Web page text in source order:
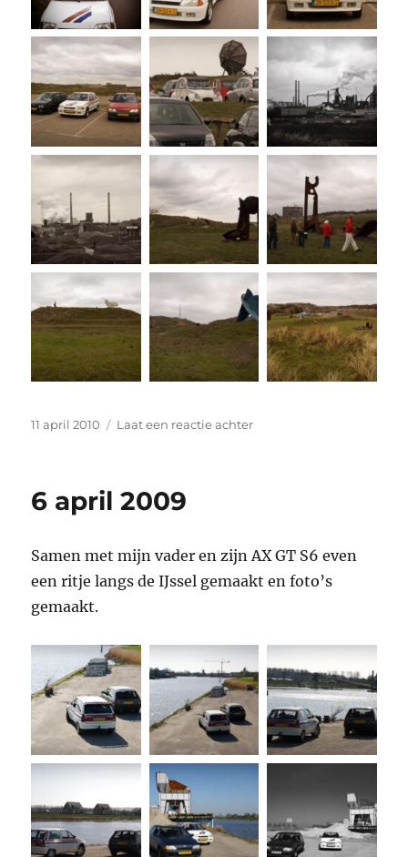
Geplaatst
11 april 2010 Laat een reactie achterop
6 april 2009
Samen met mijn vader en zijn AX GT S6 even
een ritje langs de IJssel gemaakt en foto’s
gemaakt.